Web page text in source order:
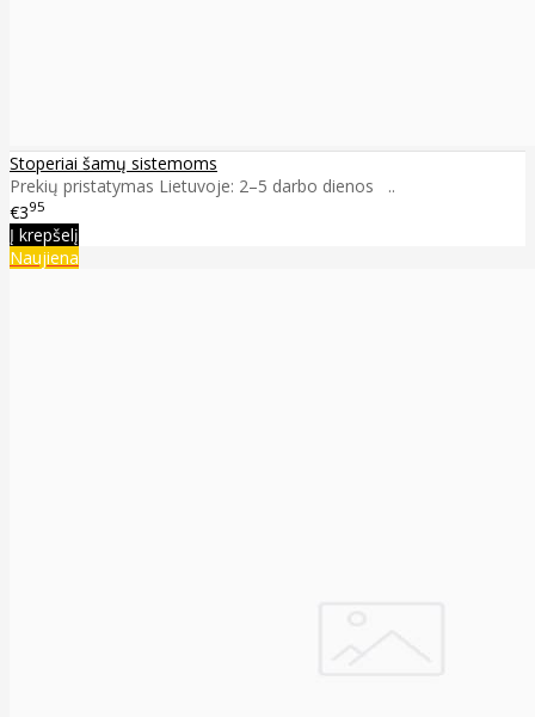
Stoperiai šamų sistemoms
Prekių pristatymas Lietuvoje: 2–5 darbo dienos ..
€395
Į krepšelį
Naujiena